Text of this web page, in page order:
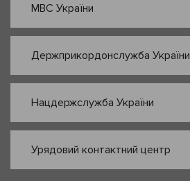
МВС України
Держприкордонслужба України
Нацдержслужба України
Урядовий контактний центр